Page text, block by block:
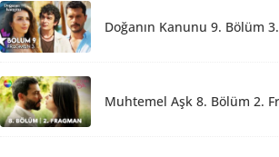
Doğanın Kanunu 9. Bölüm
Muhtemel Aşk 8. Bölüm 2.